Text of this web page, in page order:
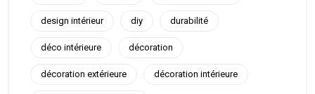
design intérieur diy durabilité
déco intérieure décoration
décoration extérieure décoration intérieure